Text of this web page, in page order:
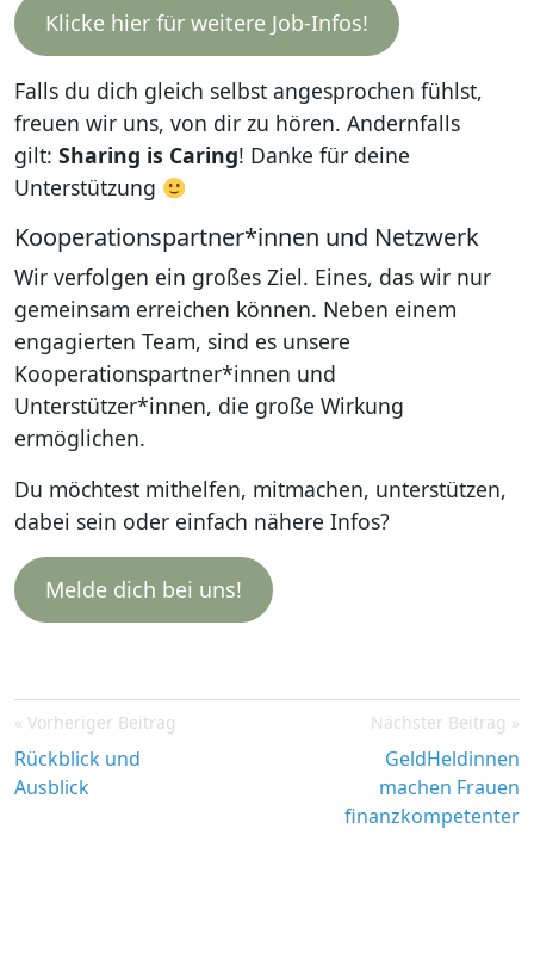
Klicke hier für weitere Job-Infos!
Falls du dich gleich selbst angesprochen fühlst,
freuen wir uns, von dir zu hören. Andernfalls
gilt: Sharing is Caring! Danke für deine
Unterstützung
Kooperationspartner*innen und Netzwerk
Wir verfolgen ein großes Ziel. Eines, das wir nur
gemeinsam erreichen können. Neben einem
engagierten Team, sind es unsere
Kooperationspartner*innen und
Unterstützer*innen, die große Wirkung
ermöglichen.
Du möchtest mithelfen, mitmachen, unterstützen,
dabei sein oder einfach nähere Infos?
Melde dich bei uns!
Post
navigation
Vorheriger Beitrag
Rückblick und
Ausblick
Nächster Beitrag
GeldHeldinnen
machen Frauen
finanzkompetenter